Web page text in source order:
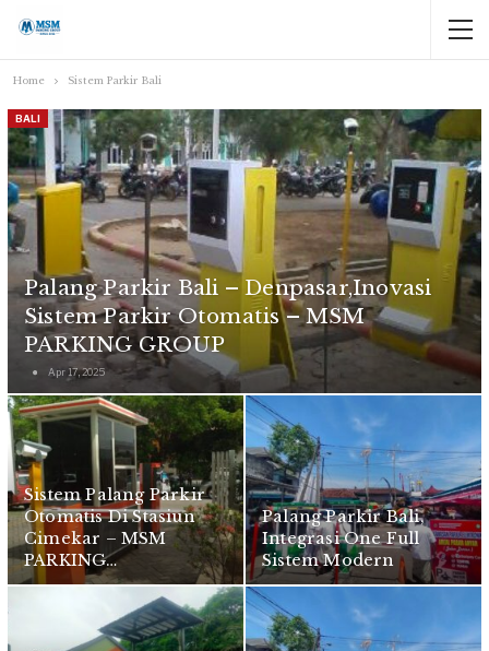
Home Sistem Parkir Bali
BALI
Palang Parkir Bali – Denpasar,Inovasi
Sistem Parkir Otomatis – MSM
PARKING GROUP
Apr 17, 2025
Sistem Palang Parkir
Otomatis Di Stasiun
Cimekar – MSM
PARKING…
Palang Parkir Bali,
Integrasi One Full
Sistem Modern